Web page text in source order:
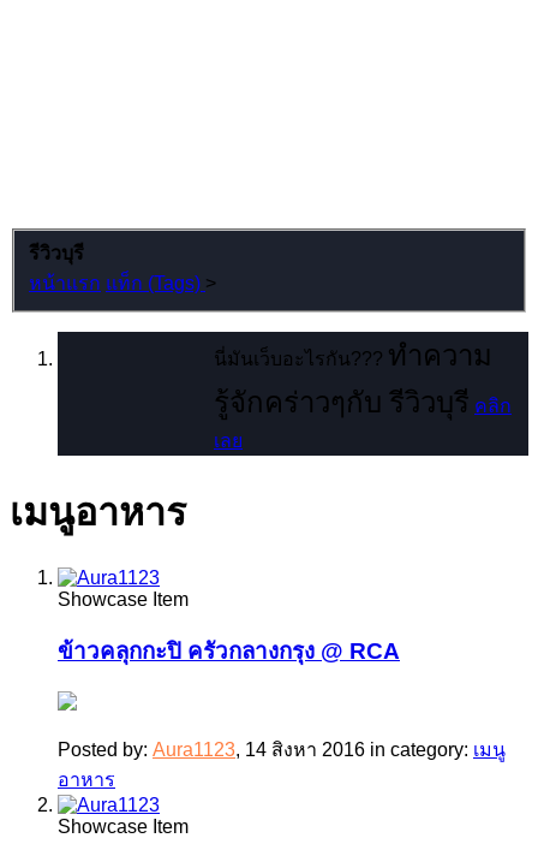
รีวิวบุรี
หน้าแรก แท็ก (Tags) >
นี่มันเว็บอะไรกัน??? ทำความ
รู้จักคร่าวๆกับ รีวิวบุรี คลิก
เลย
เมนูอาหาร
Showcase Item
ข้าวคลุกกะปิ ครัวกลางกรุง @ RCA
Posted by: Aura1123, 14 สิงหา 2016 in category: เมนู
อาหาร
Showcase Item